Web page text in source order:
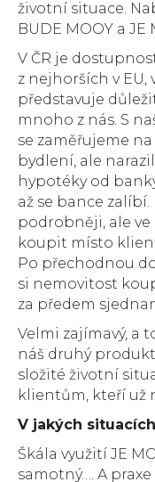
životní situace.
BUDE MOOY a JE
V ČR je
z nejhorších v
představuje
mnoho z nás. S
se zaměřujeme
bydlení, ale
hypotéky od
až se bance
podrobněji, ale ve
koupit místo
Po přechodnou
si nemovitost
za předem
Velmi zajímavý, a
náš druhý
složité životní
klientům, kteří už
V jakých
Škála využití JE
samotný…. A